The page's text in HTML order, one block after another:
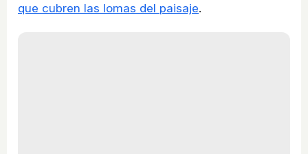
que cubren las lomas del paisaje.